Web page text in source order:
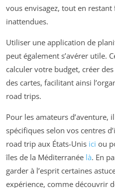
vous envisagez, tout en
inattendues.
Utiliser une application de
peut également s’avérer utile.
calculer votre budget, créer
des cartes, facilitant ainsi
road trips.
Pour les amateurs d’aventure,
spécifiques selon vos centres
road trip aux États-Unis ici ou
îles de la Méditerranée là. En
garder à l’esprit certaines
expérience, comme découvrir